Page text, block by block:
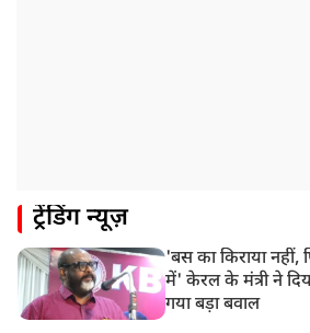
ट्रेंडिंग न्यूज़
'बस का किराया नहीं,
में' केरल के मंत्री ने
गया बड़ा बवाल